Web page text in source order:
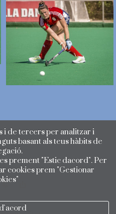
i de tercers per analitzar i
basant als teus hàbits de
prement "Estic dacord". Per
cookies prem "Gestionar